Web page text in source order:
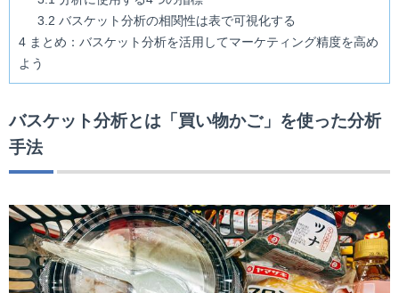
3.2 バスケット分析の相関性は表で可視化する
4 まとめ：バスケット分析を活用してマーケティング精度を高め
よう
バスケット分析とは「買い物かご」を使った分析
手法